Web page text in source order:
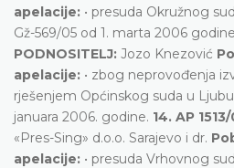
apelacije: • presuda Okružnog
Gž-569/05 od 1. marta 2006
PODNOSITELJ: Jozo Knezović
apelacije: • zbog neprovođenja
rješenjem Općinskog suda u
januara 2006. godine. 14. AP
«Pres-Sing» d.o.o. Sarajevo i dr.
apelacije: • presuda Vrhovnog